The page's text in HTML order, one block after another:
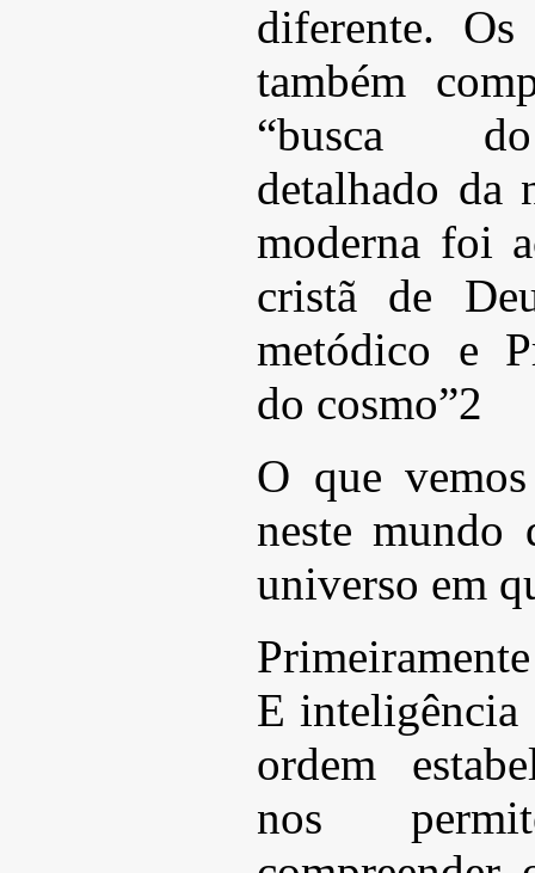
diferente.
também
“busca do
detalhado da
moderna foi
cristã de
metódico e
do cosmo”2
O que
neste mundo
universo em
E
ordem
nos